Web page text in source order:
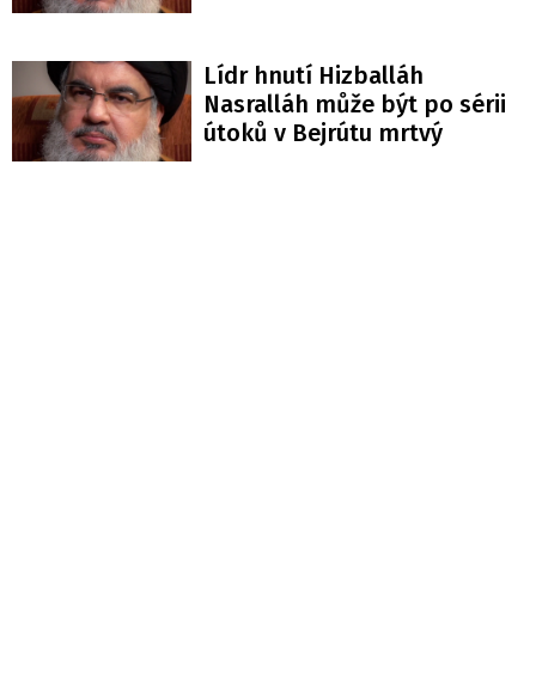
Lídr hnutí Hizballáh
Nasralláh může být po sérii
útoků v Bejrútu mrtvý